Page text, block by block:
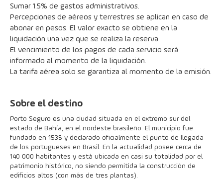
Sumar 1.5% de gastos administrativos.
Percepciones de aéreos y terrestres se aplican en caso de
abonar en pesos. El valor exacto se obtiene en la
liquidación una vez que se realiza la reserva.
El vencimiento de los pagos de cada servicio será
informado al momento de la liquidación.
La tarifa aérea solo se garantiza al momento de la emisión.
Sobre el destino
Porto Seguro es una ciudad situada en el extremo sur del
estado de Bahía, en el nordeste brasileño. El municipio fue
fundado en 1535 y declarado oficialmente el punto de llegada
de los portugueses en Brasil. En la actualidad posee cerca de
140 000 habitantes y está ubicada en casi su totalidad por el
patrimonio histórico, no siendo permitida la construcción de
edificios altos (con más de tres plantas).